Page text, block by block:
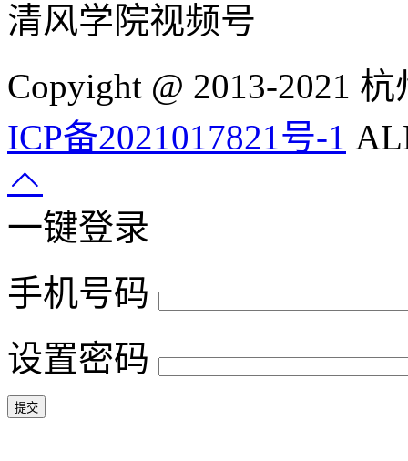
清风学院视频号
Copyight @ 2013-2021
ICP备2021017821号-1
一键登录
手机号码
设置密码